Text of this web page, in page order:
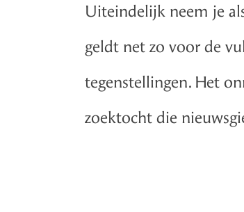
Uiteindelijk neem je
geldt net zo voor de
tegenstellingen. Het
zoektocht die